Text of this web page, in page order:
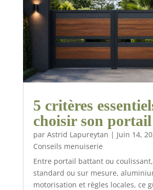
5 critères
choisir son portail
par Astrid Lapureytan | Juin 14,
Conseils menuiserie
Entre portail battant ou
standard ou sur mesure,
motorisation et règles locales, ce